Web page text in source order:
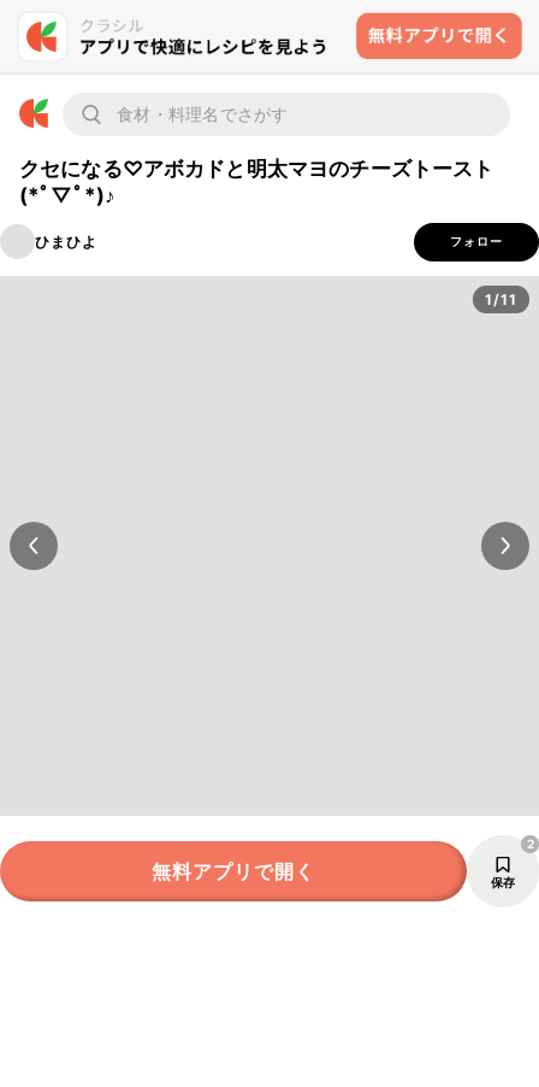
クセになる♡アボカドと明太マヨのチーズトースト
(*ﾟ▽ﾟ*)♪
ひまひよ フォロー
1/11
無料アプリで開く 保存
2